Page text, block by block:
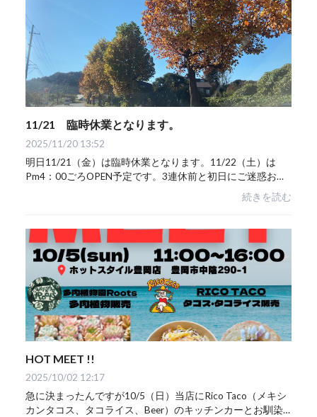
11/21 臨時休業となります。
2025/11/20 13:52
明日11/21（金）は臨時休業となります。11/22（土）は
Pm4：00ごろOPEN予定です。3連休前と初日にご迷惑おか
続きを読む
HOT MEET !!
2025/10/02 12:17
急に決まったんですが10/5（日）当店にRico Taco（メキシ
カンタコス、タコライス、Beer）のキッチンカーとお馴染